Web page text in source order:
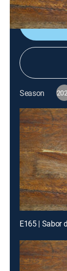
Season
E165 | Sabor